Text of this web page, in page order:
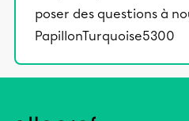
poser des questions à
PapillonTurquoise5300